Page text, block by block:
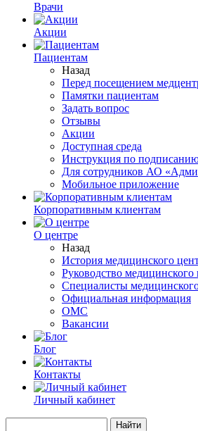
Врачи
Акции
Пациентам
Назад
Перед посещением
Памятки пациентам
Задать вопрос
Отзывы
Акции
Доступная среда
Инструкция по
Для сотрудников АО
Мобильное приложение
Корпоративным клиентам
О центре
Назад
История медицинского
Руководство медицинского
Специалисты
Официальная информация
ОМС
Вакансии
Блог
Контакты
Личный кабинет